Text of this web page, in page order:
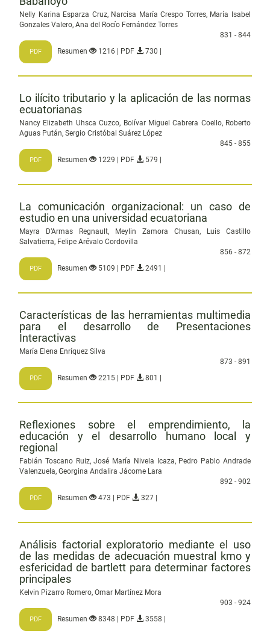
Nelly Karina Esparza Cruz, Narcisa María Crespo Torres, María Isabel
Gonzales Valero, Ana del Rocío Fernández Torres
831 - 844
PDF Resumen 1216 | PDF 730 |
Lo ilícito tributario y la aplicación de las normas
ecuatorianas
Nancy Elizabeth Uhsca Cuzco, Bolívar Miguel Cabrera Coello, Roberto
Aguas Pután, Sergio Cristóbal Suárez López
845 - 855
PDF Resumen 1229 | PDF 579 |
La comunicación organizacional: un caso de
estudio en una universidad ecuatoriana
Mayra D’Armas Regnault, Meylin Zamora Chusan, Luis Castillo
Salvatierra, Felipe Arévalo Cordovilla
856 - 872
PDF Resumen 5109 | PDF 2491 |
Características de las herramientas multimedia
para el desarrollo de Presentaciones
Interactivas
María Elena Enríquez Silva
873 - 891
PDF Resumen 2215 | PDF 801 |
Reflexiones sobre el emprendimiento, la
educación y el desarrollo humano local y
regional
Fabián Toscano Ruiz, José María Nivela Icaza, Pedro Pablo Andrade
Valenzuela, Georgina Andalira Jácome Lara
892 - 902
PDF Resumen 473 | PDF 327 |
Análisis factorial exploratorio mediante el uso
de las medidas de adecuación muestral kmo y
esfericidad de bartlett para determinar factores
principales
Kelvin Pizarro Romero, Omar Martínez Mora
903 - 924
PDF Resumen 8348 | PDF 3558 |